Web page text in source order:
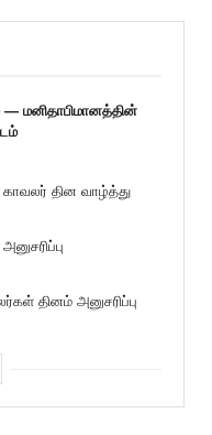
மனிதாபிமானத்தின்
தின வாழ்த்து
தினம் அனுசரிப்பு